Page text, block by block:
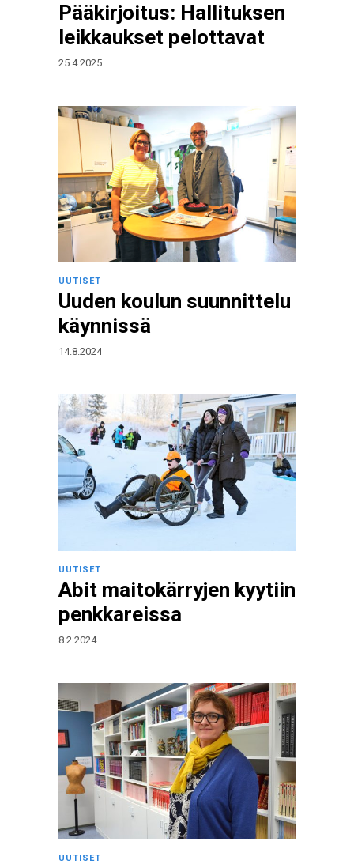
Pääkirjoitus: Hallituksen
leikkaukset pelottavat
25.4.2025
UUTISET
Uuden koulun suunnittelu
käynnissä
14.8.2024
UUTISET
Abit maitokärryjen kyytiin
penkkareissa
8.2.2024
UUTISET